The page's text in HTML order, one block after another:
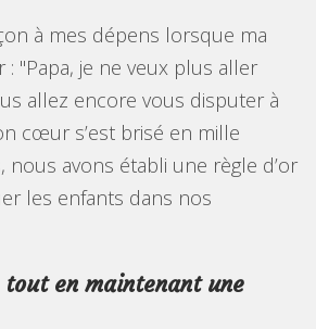
à mes dépens lorsque ma
: "Papa, je ne veux plus aller
allez encore vous disputer à
cœur s’est brisé en mille
nous avons établi une règle d’or
les enfants dans nos
en maintenant une